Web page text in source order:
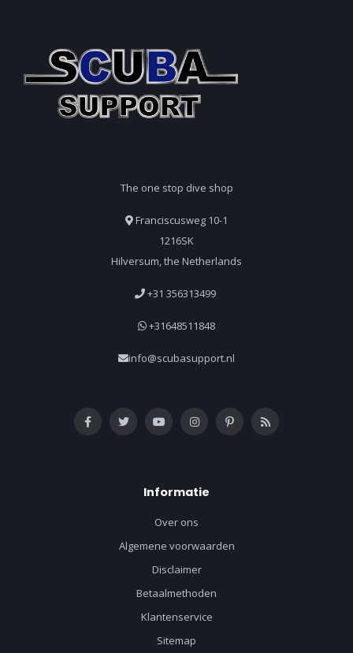
The one stop dive shop
Franciscusweg 10-1
1216SK
Hilversum, the Netherlands
+31 356313499
+31648511848
info@scubasupport.nl
Informatie
Over ons
Algemene voorwaarden
Disclaimer
Betaalmethoden
Klantenservice
Sitemap